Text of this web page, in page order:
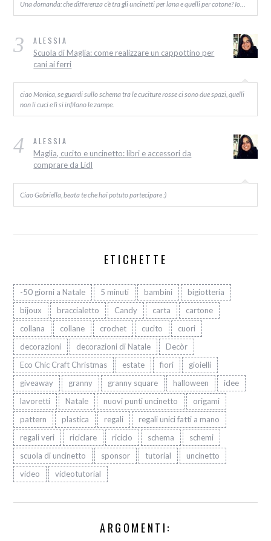
Una domanda: che differenza c’è tra gli uncinetti per lana e quelli per cotone? Io…
3 ALESSIA
Scuola di Maglia: come realizzare un cappottino per
cani ai ferri
ciao Monica, se guardi sullo schema tra le cuciture rosse ci sono due spazi, quelli
non li cuci e lì si infilano le zampe.
4 ALESSIA
Maglia, cucito e uncinetto: libri e accessori da
comprare da Lidl
Ciao Gabriella, beata te che hai potuto partecipare :)
ETICHETTE
-50 giorni a Natale 5 minuti bambini
bigiotteria
bijoux
braccialetto Candy carta
cartone
collana
collane crochet cucito
cuori
decorazioni
decorazioni di Natale
Decòr
Eco Chic Craft Christmas
estate fiori
gioielli
giveaway
granny granny square halloween
idee
lavoretti
Natale nuovi punti uncinetto
origami
pattern
plastica regali
regali unici fatti a mano
regali veri
riciclare riciclo schema
schemi
scuola di uncinetto
sponsor tutorial
uncinetto
video
videotutorial
ARGOMENTI: